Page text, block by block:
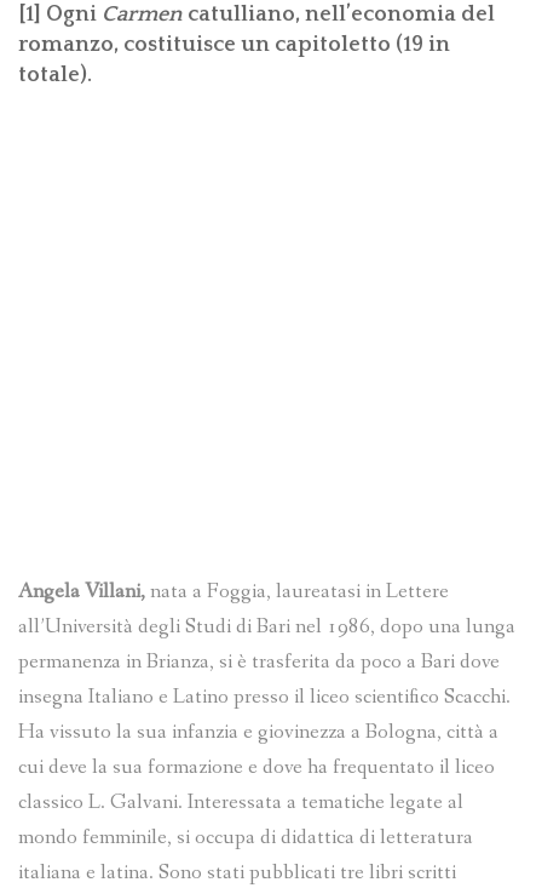
[1] Ogni Carmen catulliano, nell’economia del
romanzo, costituisce un capitoletto (19 in
totale).
Angela Villani,nata a Foggia, laureatasi in Lettere
all’Università degli Studi di Bari nel 1986, dopo una lunga
permanenza in Brianza, si è trasferita da poco a Bari dove
insegna Italiano e Latino presso il liceo scientifico Scacchi.
Ha vissuto la sua infanzia e giovinezza a Bologna, città a
cui deve la sua formazione e dove ha frequentato il liceo
classico L. Galvani. Interessata a tematiche legate al
mondo femminile, si occupa di didattica di letteratura
italiana e latina. Sono stati pubblicati tre libri scritti